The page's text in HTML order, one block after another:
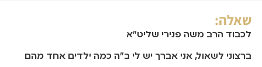
שאלה:
לכבוד הרב משה פנירי שליט"א
ברצוני לשאול, אני אברך יש לי ב"ה כמה ילדים אחד מהם